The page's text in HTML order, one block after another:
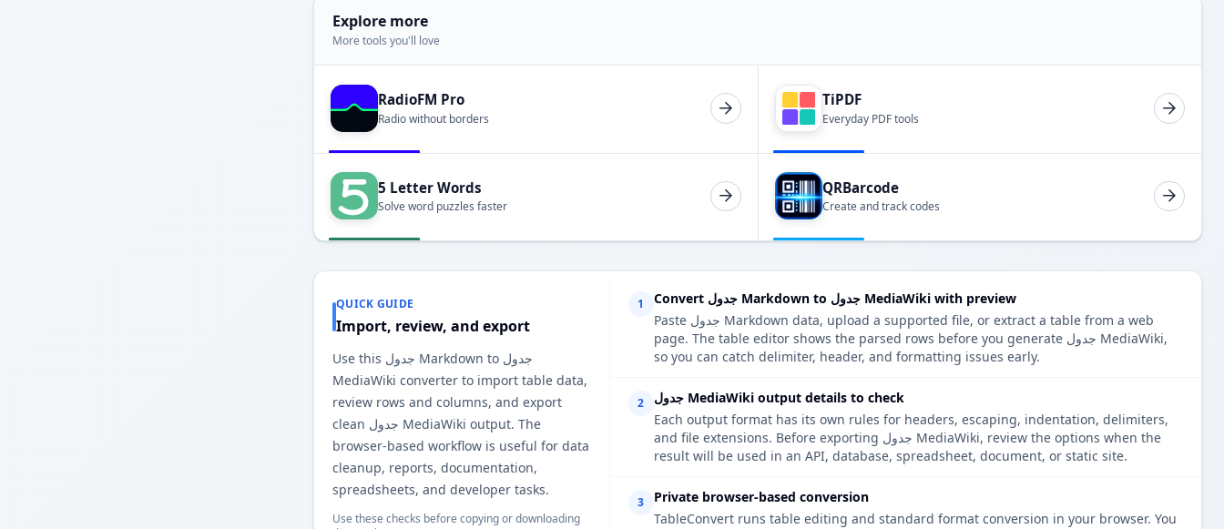
Explore more
More tools you'll love
RadioFM Pro
Radio without borders
TiPDF
Everyday PDF tools
5 Letter Words
Solve word puzzles faster
QRBarcode
Create and track codes
QUICK GUIDE
Import, review, and export
Use this جدول Markdown to جدول
MediaWiki converter to import table data,
review rows and columns, and export
clean جدول MediaWiki output. The
browser-based workflow is useful for data
cleanup, reports, documentation,
spreadsheets, and developer tasks.
Use these checks before copying or downloading
1
Convert جدول Markdown to جدول MediaWiki with preview
Paste جدول Markdown data, upload a supported file, or extract a table from a web
page. The table editor shows the parsed rows before you generate جدول MediaWiki,
so you can catch delimiter, header, and formatting issues early.
2
جدول MediaWiki output details to check
Each output format has its own rules for headers, escaping, indentation, delimiters,
and file extensions. Before exporting جدول MediaWiki, review the options when the
result will be used in an API, database, spreadsheet, document, or static site.
3
Private browser-based conversion
TableConvert runs table editing and standard format conversion in your browser. You